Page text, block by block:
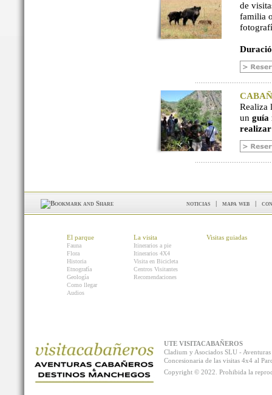
de
familia
Realiza
un guía
noticias | mapa web |
El parque
Fauna
Flora
Historia
Etnografía
Geología
Como llegar
Audios
La visita
Itinerarios a pie
Itinerarios 4X4
Visita en Bicicleta
Centros Visitantes
Recomendaciones
Visitas guiadas
UTE VISITACABAÑEROS
Cladium y Asociados SLU -
Concesionaria de las visitas 4x4 al
Copyright © 2022. Prohibida la